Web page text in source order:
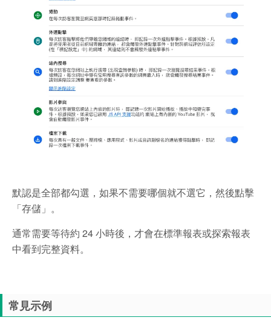
默認是全部都勾選，如果不需要哪個就不選它，然後點擊
「存儲」。
通常需要等待約 24 小時後，才會在標準報表或探索報表
中看到完整資料。
常見示例